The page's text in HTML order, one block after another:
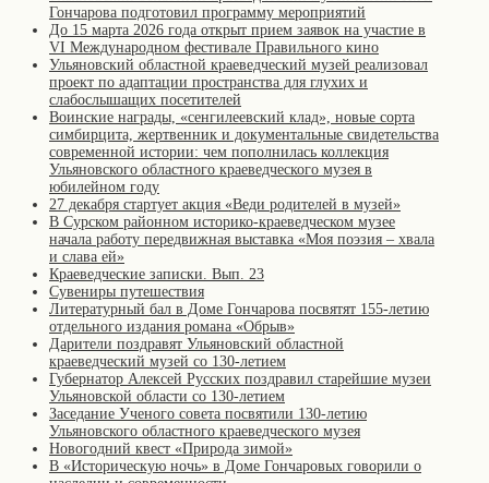
Гончарова подготовил программу мероприятий
До 15 марта 2026 года открыт прием заявок на участие в
VI Международном фестивале Правильного кино
Ульяновский областной краеведческий музей реализовал
проект по адаптации пространства для глухих и
слабослышащих посетителей
Воинские награды, «сенгилеевский клад», новые сорта
симбирцита, жертвенник и документальные свидетельства
современной истории: чем пополнилась коллекция
Ульяновского областного краеведческого музея в
юбилейном году
27 декабря стартует акция «Веди родителей в музей»
В Сурском районном историко-краеведческом музее
начала работу передвижная выставка «Моя поэзия – хвала
и слава ей»
Краеведческие записки. Вып. 23
Сувениры путешествия
Литературный бал в Доме Гончарова посвятят 155-летию
отдельного издания романа «Обрыв»
Дарители поздравят Ульяновский областной
краеведческий музей со 130-летием
Губернатор Алексей Русских поздравил старейшие музеи
Ульяновской области со 130-летием
Заседание Ученого совета посвятили 130-летию
Ульяновского областного краеведческого музея
Новогодний квест «Природа зимой»
В «Историческую ночь» в Доме Гончаровых говорили о